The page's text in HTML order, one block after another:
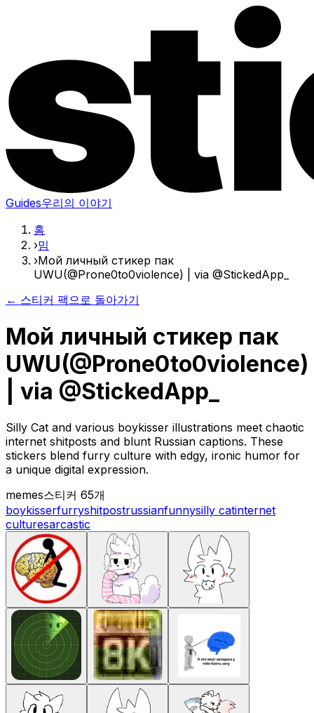
Guides우리의 이야기
홈
›밈
›Мой личный стикер пак
UWU(@Prone0to0violence) | via @StickedApp_
← 스티커 팩으로 돌아가기
Мой личный стикер пак
UWU(@Prone0to0violence)
| via @StickedApp_
Silly Cat and various boykisser illustrations meet chaotic
internet shitposts and blunt Russian captions. These
stickers blend furry culture with edgy, ironic humor for
a unique digital expression.
memes스티커 65개
boykisserfurryshitpostrussianfunnysilly catinternet
culturesarcastic